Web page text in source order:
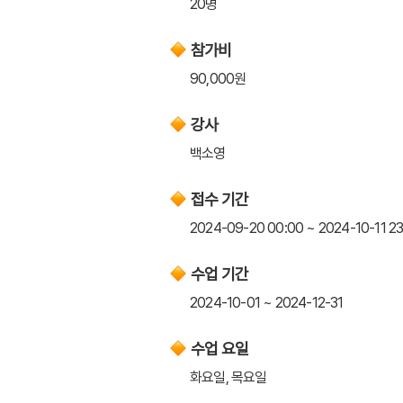
참가비
90,000원
강사
백소영
접수 기간
2024-09-20 00:00 ~ 2024-10-11
수업 기간
2024-10-01 ~ 2024-12-31
수업 요일
화요일, 목요일